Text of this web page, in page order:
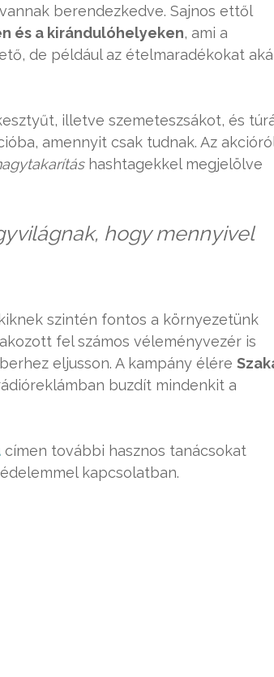
berendezkedve. Sajnos ettől
és a kirándulóhelyeken, ami a
de például az ételmaradékokat
illetve szemeteszsákot, és
amennyit csak tudnak. Az
hashtagekkel megjelölve
hogy mennyivel
szintén fontos a környezetünk
fel számos véleményvezér is
eljusson. A kampány élére
buzdít mindenkit a
címen további hasznos tanácsokat
kapcsolatban.